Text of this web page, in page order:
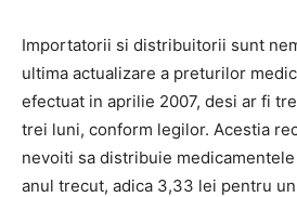
Importatorii si distribuitorii sunt
ultima actualizare a preturilor
efectuat in aprilie 2007, desi ar fi
trei luni, conform legilor. Acestia
nevoiti sa distribuie
anul trecut, adica 3,33 lei pentru